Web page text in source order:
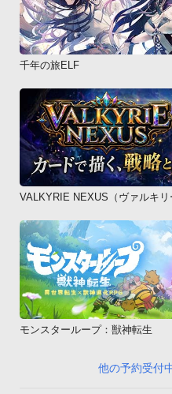
千年の旅ELF
VALKYRIE NEXUS（ヴァルキリ
モンスターループ：獣神転生
他の予約受付